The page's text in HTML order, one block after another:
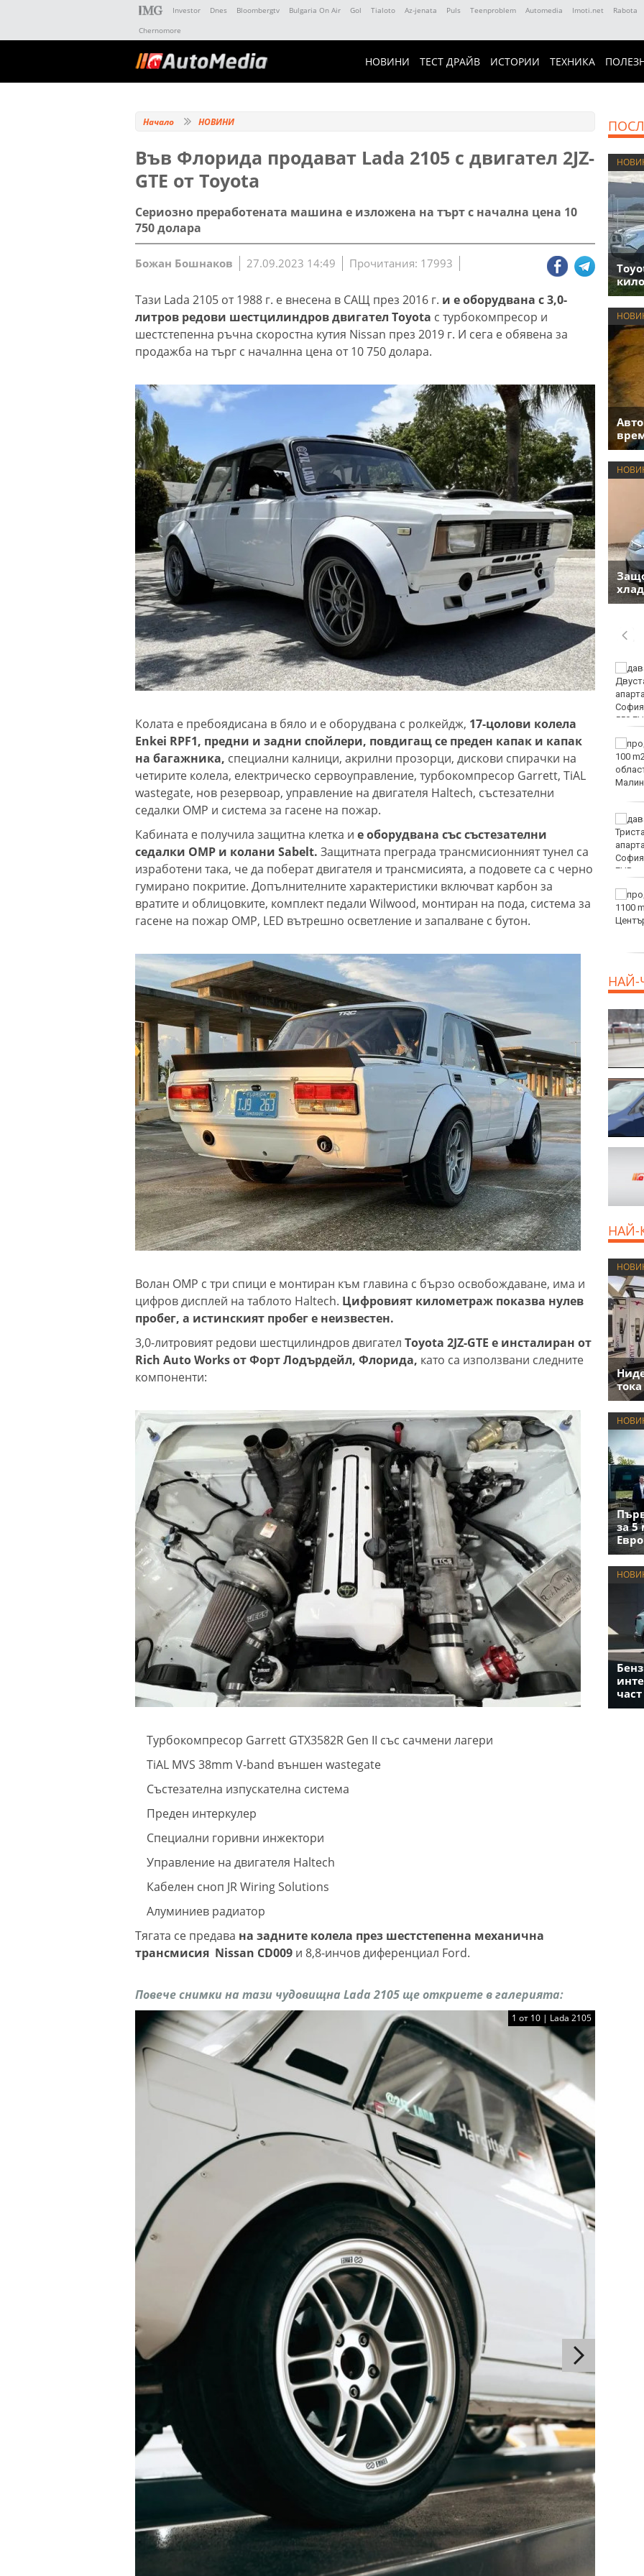
Investor Dnes Bloombergtv Bulgaria On Air Gol Tialoto Az-jenata Puls Teenproblem Automedia Imoti.net Rabota
Chernomore
НОВИНИ ТЕСТ ДРАЙВ ИСТОРИИ ТЕХНИКА
Начало НОВИНИ
Във Флорида продават Lada 2105 с двигател 2JZ-
GTE от Toyota
Сериозно преработената машина е изложена на търт с начална цена 10
750 долара
Божан Бошнаков 27.09.2023 14:49 Прочитания: 17993
Тази Lada 2105 от 1988 г. е внесена в САЩ през 2016 г. и е оборудвана с 3,0-
литров редови шестцилиндров двигател Toyota с турбокомпресор и
шестстепенна ръчна скоростна кутия Nissan през 2019 г. И сега е обявена за
продажба на търг с началнна цена от 10 750 долара.
Колата е пребоядисана в бяло и е оборудвана с ролкейдж, 17-цолови колела
Enkei RPF1, предни и задни спойлери, повдигащ се преден капак и капак
на багажника, специални калници, акрилни прозорци, дискови спирачки на
четирите колела, електрическо сервоуправление, турбокомпресор Garrett, TiAL
wastegate, нов резервоар, управление на двигателя Haltech, състезателни
седалки OMP и система за гасене на пожар.
Кабината е получила защитна клетка и е оборудвана със състезателни
седалки OMP и колани Sabelt. Защитната преграда трансмисионният тунел са
изработени така, че да поберат двигателя и трансмисията, а подовете са с черно
гумирано покритие. Допълнителните характеристики включват карбон за
вратите и облицовките, комплект педали Wilwood, монтиран на пода, система за
гасене на пожар OMP, LED вътрешно осветление и запалване с бутон.
Волан OMP с три спици е монтиран към главина с бързо освобождаване, има и
цифров дисплей на таблото Haltech. Цифровият километраж показва нулев
пробег, а истинският пробег е неизвестен.
3,0-литровият редови шестцилиндров двигател Toyota 2JZ-GTE е инсталиран от
Rich Auto Works от Форт Лодърдейл, Флорида, като са използвани следните
компоненти:
Турбокомпресор Garrett GTX3582R Gen II със сачмени лагери
TiAL MVS 38mm V-band външен wastegate
Състезателна изпускателна система
Преден интеркулер
Специални горивни инжектори
Управление на двигателя Haltech
Кабелен сноп JR Wiring Solutions
Алуминиев радиатор
Тягата се предава на задните колела през шестстепенна механична
трансмисия Nissan CD009 и 8,8-инчов диференциал Ford.
Повече снимки на тази чудовищна Lada 2105 ще откриете в галерията:
1 от 10 | Lada 2105
Двоен ръст на чревните
инфекции за седмица
във Варненско
Вечерен крос ще се
проведе тази събота в
Морската градина на
Варна
ловния сезон за пернат
ФК Девня гостува на
Атлетик (Провадия) за
Аматьорската купа
НАЙ-
НАЙ-
за 5
част